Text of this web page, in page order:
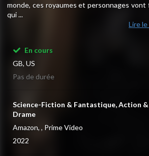
monde, ces royaumes et personnages
qui ...
Lire
En cours
GB, US
Pas de durée
Science-Fiction & Fantastique, Action
Drame
Amazon, , Prime Video
2022